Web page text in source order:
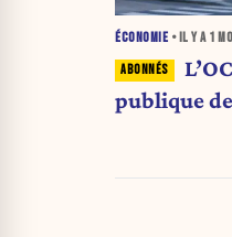
ÉCONOMIE • IL Y A 1
publique